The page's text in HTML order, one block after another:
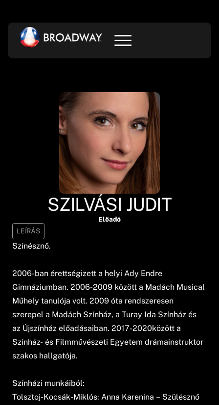
SZILVÁSI JUDIT
Előadó
LEÍRÁS
Színésznő.
2006-ban érettségizett a helyi Ady Endre
Gimnáziumban. 2006-2009 között a Madách Musical
Műhely tanulója volt. 2009 óta rendszeresen
szerepel a Madách Színház, a Turay Ida Színház és
az Újszínház előadásaiban. 2017-2020között a
Színház- és Filmművészeti Egyetem drámainstruktor
szakos hallgatója.
Színházi munkáiból:
Tolsztoj-Kocsák-Miklós: Anna Karenina – Szülésznő